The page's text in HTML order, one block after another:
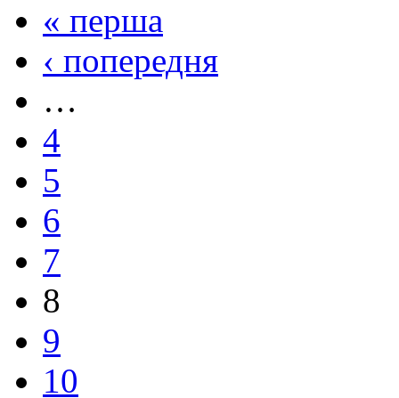
« перша
‹ попередня
…
4
5
6
7
8
9
10